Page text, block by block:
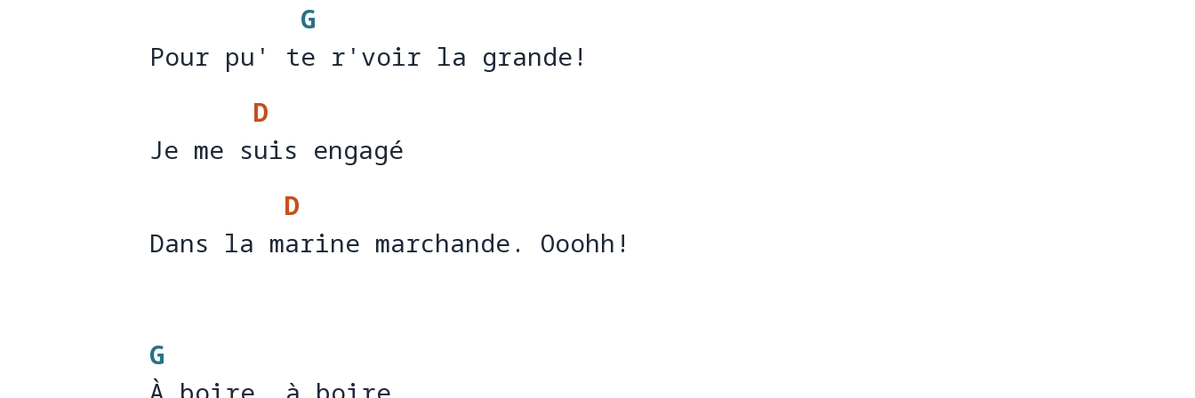
Pour pu' t
G
e r'voir la
Pour pu' te r'voir la grande!
Je me s
D
uis en
Je me suis engagé
Dans la m
D
arine
Dans la marine marchande. Ooohh!
G